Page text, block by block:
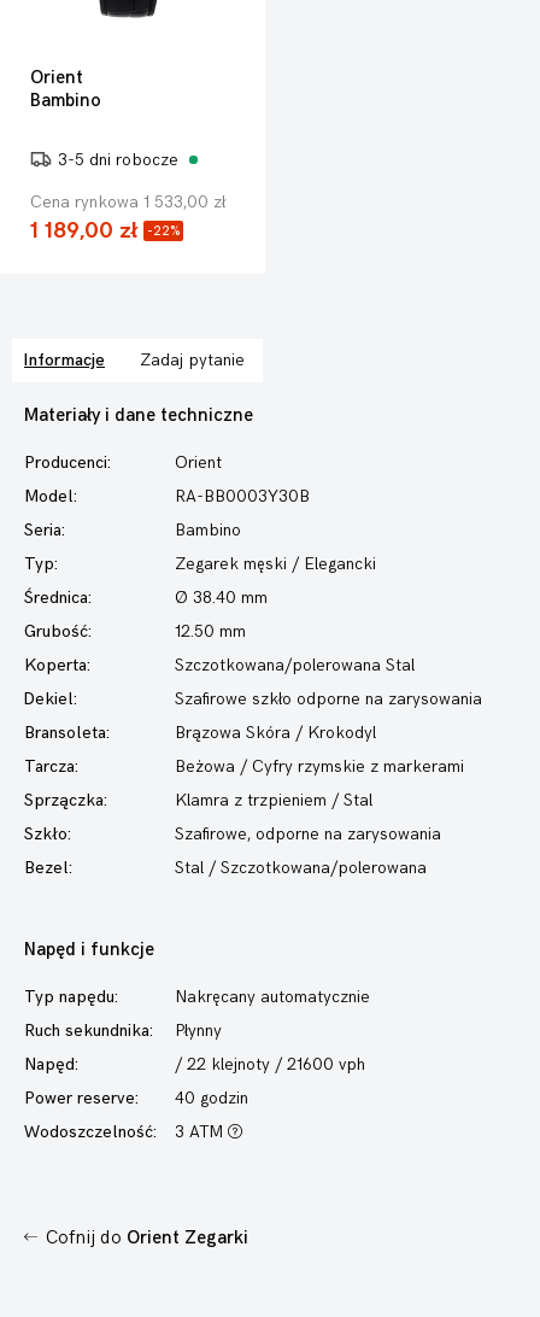
Orient
Bambino
3-5 dni robocze
Cena rynkowa 1 533,00 zł
1 189,00 zł -22%
Informacje Zadaj pytanie
Materiały i dane techniczne
Producenci:
Orient
Model:
RA-BB0003Y30B
Seria:
Bambino
Typ:
Zegarek męski / Elegancki
Średnica:
Ø 38.40 mm
Grubość:
12.50 mm
Koperta:
Szczotkowana/polerowana Stal
Dekiel:
Szafirowe szkło odporne na zarysowania
Bransoleta:
Brązowa Skóra / Krokodyl
Tarcza:
Beżowa / Cyfry rzymskie z markerami
Sprzączka:
Klamra z trzpieniem / Stal
Szkło:
Szafirowe, odporne na zarysowania
Bezel:
Stal / Szczotkowana/polerowana
Napęd i funkcje
Typ napędu:
Nakręcany automatycznie
Ruch sekundnika:
Płynny
Napęd:
/ 22 klejnoty / 21600 vph
Power reserve:
40 godzin
Wodoszczelność:
3 ATM
Cofnij do Orient Zegarki